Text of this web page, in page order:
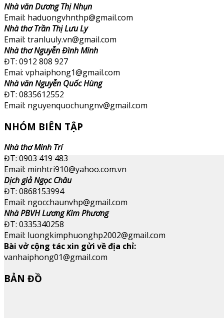
Nhà văn Dương Thị Nhụn
Email: haduongvhnthp@gmail.com
Nhà thơ Trần Thị Lưu Ly
Email: tranluuly.vn@gmail.com
Nhà thơ Nguyễn Đình Minh
ĐT: 0912 808 927
Emai: vphaiphong1@gmail.com
Nhà văn Nguyễn Quốc Hùng
ĐT: 0835612552
Email: nguyenquochungnv@gmail.com
NHÓM BIÊN TẬP
Nhà thơ Minh Trí
ĐT: 0903 419 483
Email: minhtri910@yahoo.com.vn
Dịch giả Ngọc Châu
ĐT: 0868153994
Email: ngocchaunvhp@gmail.com
Nhà PBVH Lương Kim Phương
ĐT: 0335340258
Email: luongkimphuonghp2002@gmail.com
Bài vở cộng tác xin gửi về địa chỉ:
vanhaiphong01@gmail.com
BẢN ĐỒ